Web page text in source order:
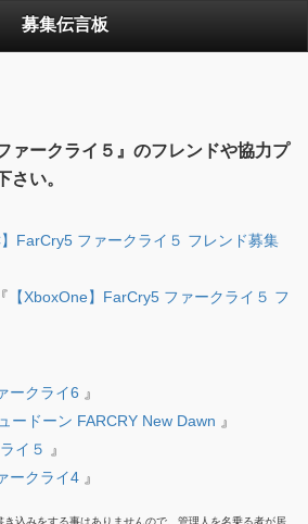
募集伝言板
ァークライ５』のフレンドや協力プ
さい。
】FarCry5 ファークライ５ フレンド募集
『 【XboxOne】FarCry5 ファークライ５ フ
ークライ6 』
ードーン FARCRY New Dawn 』
イ５
』
ークライ4 』
込みをする事はありませんので、管理人を名乗る者が居